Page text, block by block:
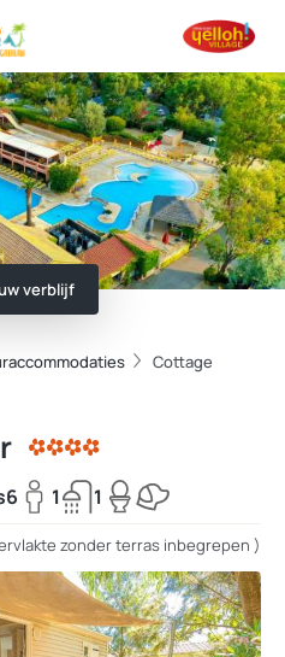
verblijf
Cottage
6 1 1
zonder terras inbegrepen )